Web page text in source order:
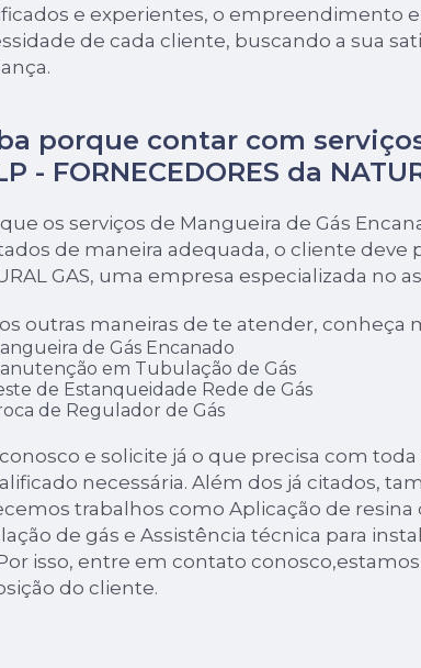
e experientes, o empreendimento
de cada cliente, buscando a sua
porque contar com
- FORNECEDORES da
os serviços de Mangueira de Gás
de maneira adequada, o cliente deve
GAS, uma empresa especializada no
outras maneiras de te atender, conheça
de Gás Encanado
em Tubulação de Gás
de Estanqueidade Rede de Gás
de Regulador de Gás
e solicite já o que precisa com toda
necessária. Além dos já citados,
trabalhos como Aplicação de resina
de gás e Assistência técnica para
isso, entre em contato
do cliente.